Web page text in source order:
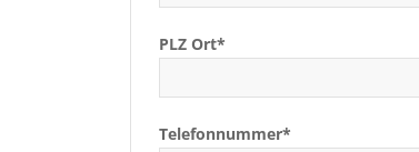
PLZ Ort*
Telefonnummer*